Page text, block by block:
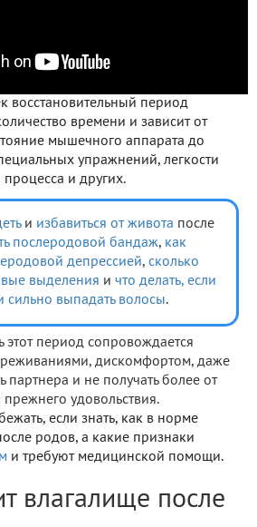
восстановительный период
времени и зависит от
мышечного аппарата до
упражнений, легкости
и других.
и избавиться от живота после
послеродовой бандаж, как
депрессией, сколько
выделения и что делать, если
сильно выпадать волосы.
период сопровождается
дискомфортом, даже
партнера и не получать более от
удовольствия.
если знать, как в норме
родов, а какие признаки
и требуют медицинской помощи.
влагалище после